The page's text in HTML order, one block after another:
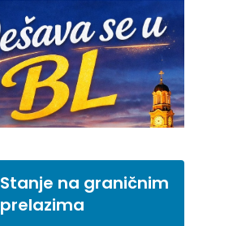
Stanje na graničnim
prelazima